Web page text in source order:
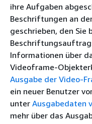
ihre Aufgaben
Beschriftungen an
geschrieben, den Sie
Informationen über
Videoframe-
Ausgabe der Video-
ein neuer Benutzer
unter Ausgabedaten
mehr über das